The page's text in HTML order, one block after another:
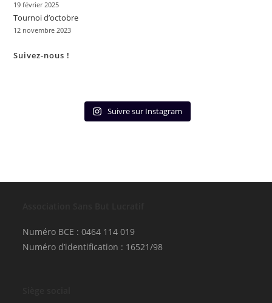
19 février 2025
Tournoi d’octobre
12 novembre 2023
Suivez-nous !
Suivre sur Instagram
Numéro BCE : 0464 114 019
Numéro d’identification : 16521/98